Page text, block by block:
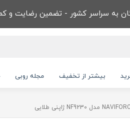
به سراسر کشور - تضمین رضایت و کمترین
بیشتر از تخفیف مجله روبی